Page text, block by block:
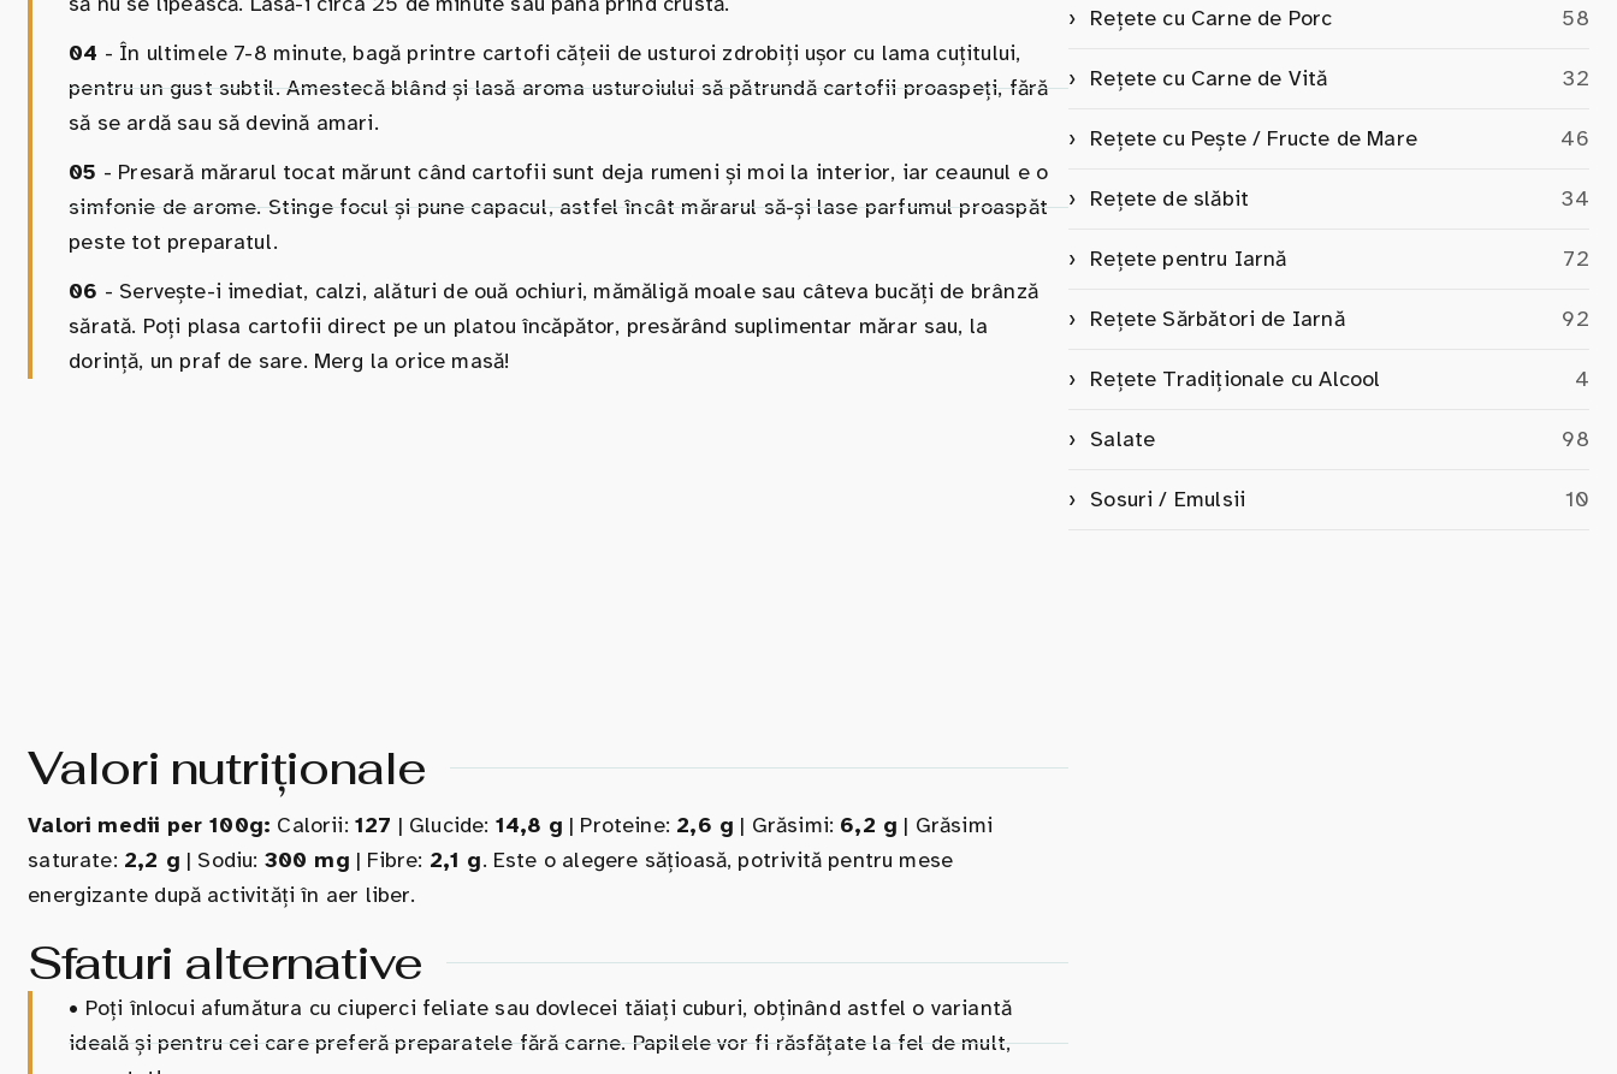
04 - În ultimele 7-8 minute, bagă printre cartofi cățeii de usturoi zdrobiți ușor cu lama cuțitului,
pentru un gust subtil. Amestecă blând și lasă aroma usturoiului să pătrundă cartofii proaspeți, fără
să se ardă sau să devină amari.
05 - Presară mărarul tocat mărunt când cartofii sunt deja rumeni și moi la interior, iar ceaunul e o
simfonie de arome. Stinge focul și pune capacul, astfel încât mărarul să-și lase parfumul proaspăt
peste tot preparatul.
06 - Servește-i imediat, calzi, alături de ouă ochiuri, mămăligă moale sau câteva bucăți de brânză
sărată. Poți plasa cartofii direct pe un platou încăpător, presărând suplimentar mărar sau, la
dorință, un praf de sare. Merg la orice masă!
Valori nutriționale
Valori medii per 100g: Calorii:127 | Glucide: 14,8 g | Proteine: 2,6 g | Grăsimi: 6,2 g | Grăsimi
saturate: 2,2 g | Sodiu: 300 mg | Fibre: 2,1 g. Este o alegere sățioasă, potrivită pentru mese
energizante după activități în aer liber.
Sfaturi alternative
• Poți înlocui afumătura cu ciuperci feliate sau dovlecei tăiați cuburi, obținând astfel o variantă
ideală și pentru cei care preferă preparatele fără carne. Papilele vor fi răsfățate la fel de mult,
Rețete cu Carne de Porc 58
Rețete cu Carne de Vită 32
Rețete cu Pește / Fructe de Mare 46
Rețete de slăbit 34
Rețete pentru Iarnă 72
Rețete Sărbători de Iarnă 92
Rețete Tradiționale cu Alcool 4
Salate 98
Sosuri / Emulsii 10